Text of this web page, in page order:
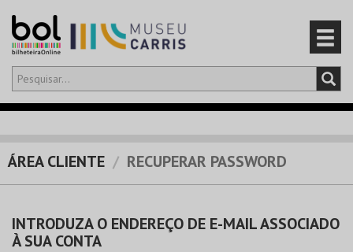
Olá,iniciar sessão
EVENTOS
CARTÕES
ÁREA CLIENTE RECUPERAR PASSWORD
INTRODUZA O ENDEREÇO DE E-MAIL ASSOCIADO
À SUA CONTA